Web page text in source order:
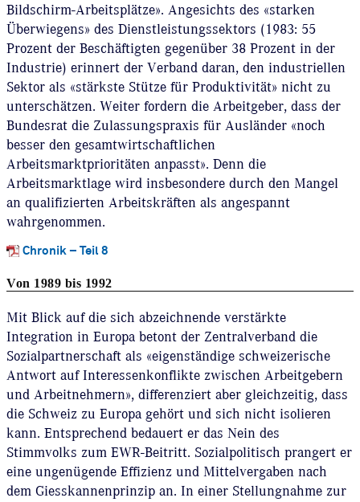
Bildschirm-Arbeitsplätze». Angesichts des «starken
Überwiegens» des Dienstleistungssektors (1983: 55
Prozent der Beschäftigten gegenüber 38 Prozent in der
Industrie) erinnert der Verband daran, den industriellen
Sektor als «stärkste Stütze für Produktivität» nicht zu
unterschätzen. Weiter fordern die Arbeitgeber, dass der
Bundesrat die Zulassungspraxis für Ausländer «noch
besser den gesamtwirtschaftlichen
Arbeitsmarktprioritäten anpasst». Denn die
Arbeitsmarktlage wird insbesondere durch den Mangel
an qualifizierten Arbeitskräften als angespannt
wahrgenommen.
Chronik – Teil 8
Von 1989 bis 1992
Mit Blick auf die sich abzeichnende verstärkte
Integration in Europa betont der Zentralverband die
Sozialpartnerschaft als «eigenständige schweizerische
Antwort auf Interessenkonflikte zwischen Arbeitgebern
und Arbeitnehmern», differenziert aber gleichzeitig, dass
die Schweiz zu Europa gehört und sich nicht isolieren
kann. Entsprechend bedauert er das Nein des
Stimmvolks zum EWR-Beitritt. Sozialpolitisch prangert er
eine ungenügende Effizienz und Mittelvergaben nach
dem Giesskannenprinzip an. In einer Stellungnahme zur